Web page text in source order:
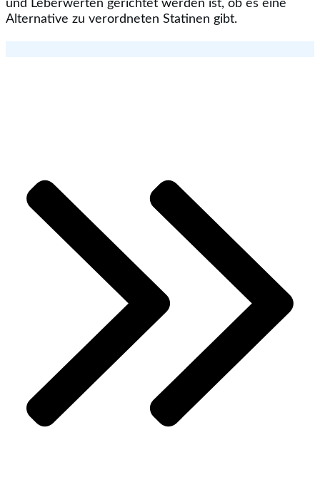
und Leberwerten gerichtet werden ist, ob es eine
Alternative zu verordneten Statinen gibt.